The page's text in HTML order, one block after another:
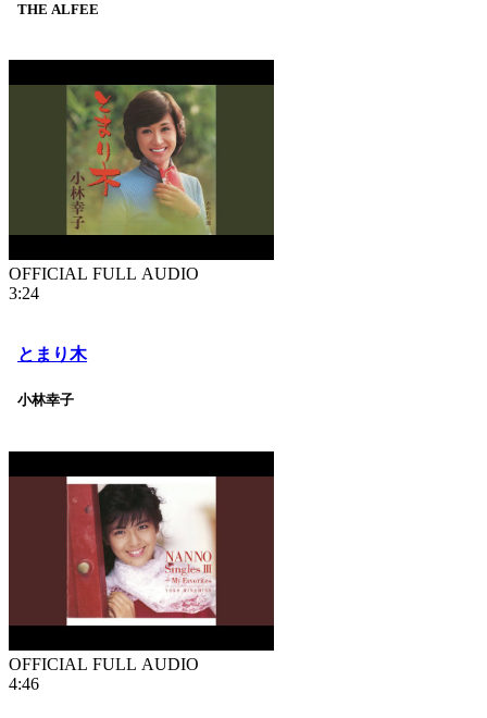
THE ALFEE
OFFICIAL FULL AUDIO
3:24
とまり木
小林幸子
OFFICIAL FULL AUDIO
4:46